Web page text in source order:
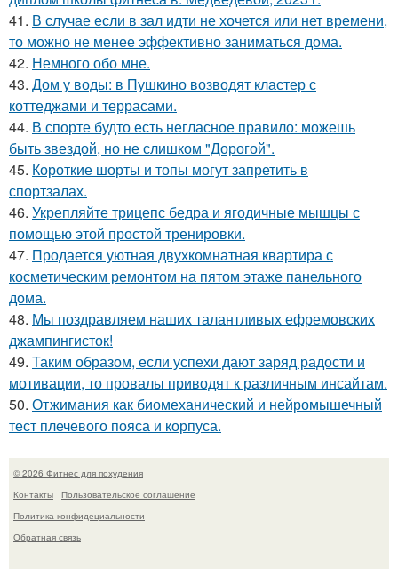
41. В случае если в зал идти не хочется или нет времени,
то можно не менее эффективно заниматься дома.
42. Немного обо мне.
43. Дом у воды: в Пушкино возводят кластер с
коттеджами и террасами.
44. В спорте будто есть негласное правило: можешь
быть звездой, но не слишком "Дорогой".
45. Короткие шорты и топы могут запретить в
спортзалах.
46. Укрепляйте трицепс бедра и ягодичные мышцы с
помощью этой простой тренировки.
47. Продается уютная двухкомнатная квартира с
косметическим ремонтом на пятом этаже панельного
дома.
48. Мы поздравляем наших талантливых ефремовских
джампингисток!
49. Таким образом, если успехи дают заряд радости и
мотивации, то провалы приводят к различным инсайтам.
50. Отжимания как биомеханический и нейромышечный
тест плечевого пояса и корпуса.
© 2026 Фитнес для похудения
Контакты
Пользовательское соглашение
Политика конфидециальности
Обратная связь